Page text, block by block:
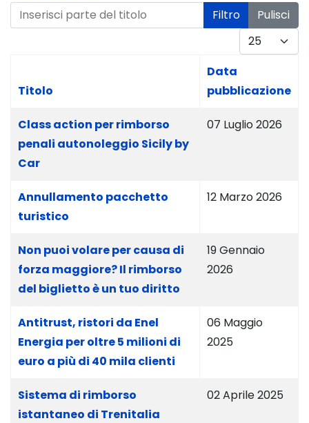
Inserisci parte del titolo Filtro
Pulisci
Visualizza #
Titolo
Data
pubblicazione
Class action per rimborso
penali autonoleggio Sicily by
Car
07 Luglio 2026
Annullamento pacchetto
turistico
12 Marzo 2026
Non puoi volare per causa di
forza maggiore? Il rimborso
del biglietto è un tuo diritto
19 Gennaio
2026
Antitrust, ristori da Enel
Energia per oltre 5 milioni di
euro a più di 40 mila clienti
06 Maggio
2025
Sistema di rimborso
istantaneo di Trenitalia
02 Aprile 2025